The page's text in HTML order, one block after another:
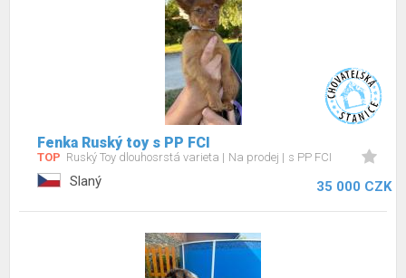
Fenka Ruský toy s PP FCI
TOP Ruský Toy dlouhosrstá varieta Na prodej s PP FCI
Slaný 35 000 CZK